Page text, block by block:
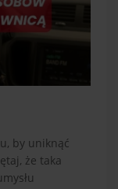
by uniknąć
że taka